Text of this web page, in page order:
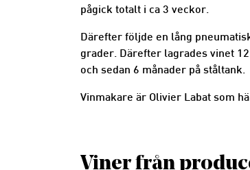
pågick totalt i ca 3 veckor.
Därefter följde en lång
grader. Därefter lagrades vinet
och sedan 6 månader på ståltank.
Vinmakare är Olivier Labat som
Viner från